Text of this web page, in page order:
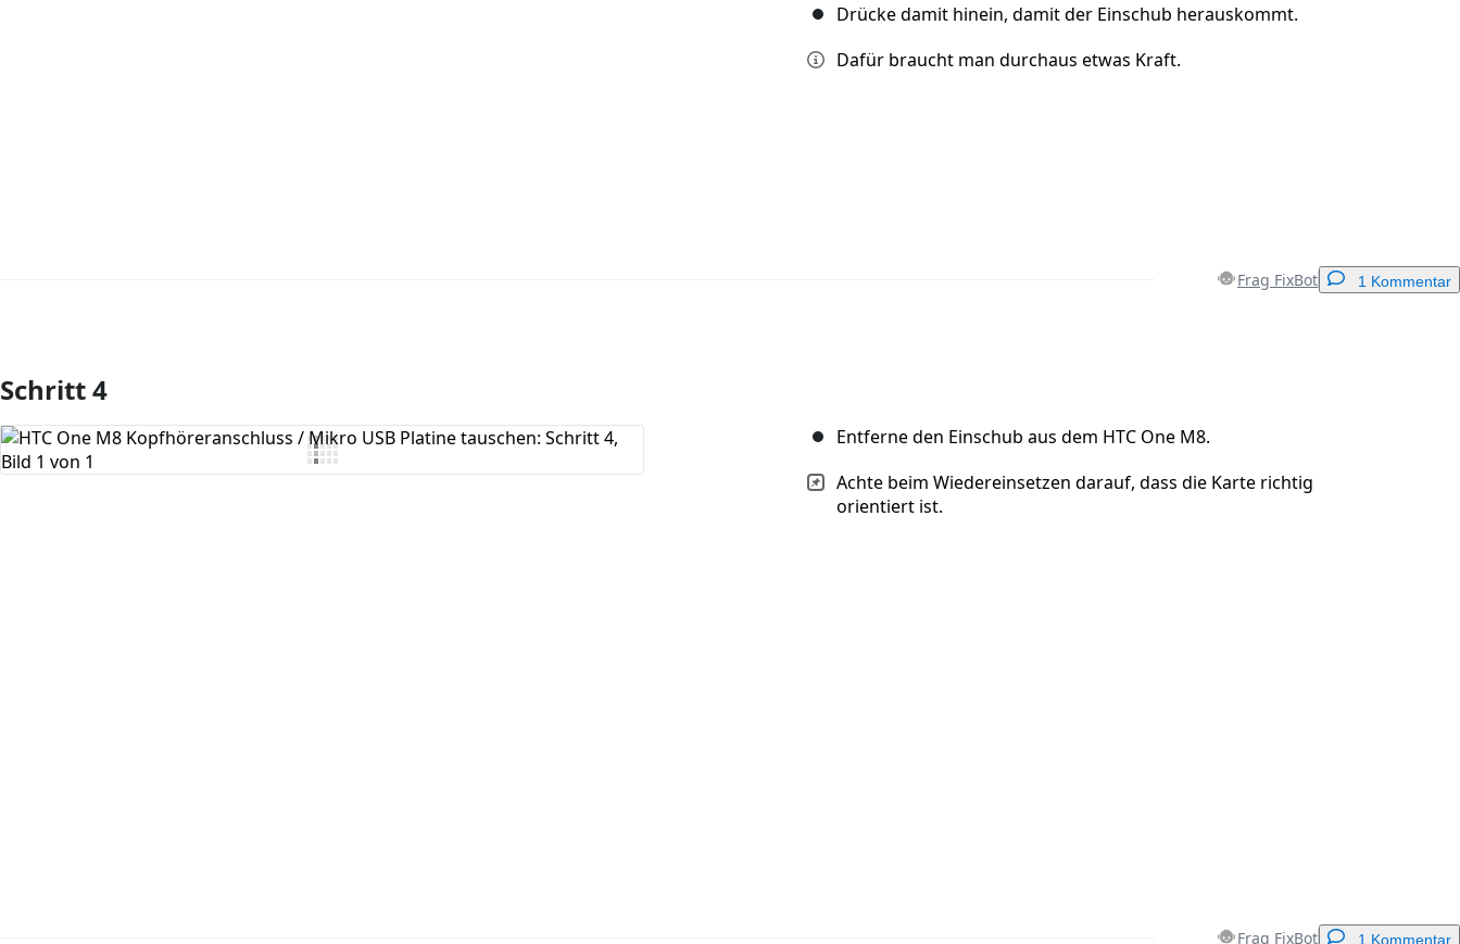
Drücke damit hinein, damit der Einschub herauskommt.
Dafür braucht man durchaus etwas Kraft.
Frag FixBot 1 Kommentar
Kommentar hinzufügen
Abbrechen Kommentieren
Schritt 4
Entferne den Einschub aus dem HTC One M8.
Achte beim Wiedereinsetzen darauf, dass die Karte richtig
orientiert ist.
Frag FixBot 1 Kommentar